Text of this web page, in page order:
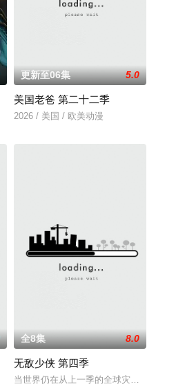
wit
更新至06集 5.0
美国老爸 第二十二季
2026 / 美国 / 欧美动漫
他的犯罪组织，而他遇上了一个理想破灭的绝地
和第三季之间，欢迎回到1985年冬天的霍金斯
全8集 8.0
无敌少侠 第四季
当世界仍在从上一季的全球灾难中恢复之际